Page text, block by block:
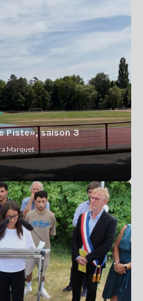
Piste», saison 3
Marquet